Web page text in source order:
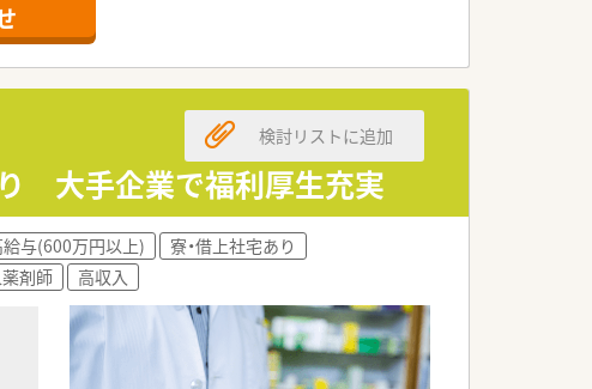
り 大手企業で福利厚生充実
検討リストに追加
給与(600万円以上)
寮・借上社宅あり
剤師 高収入